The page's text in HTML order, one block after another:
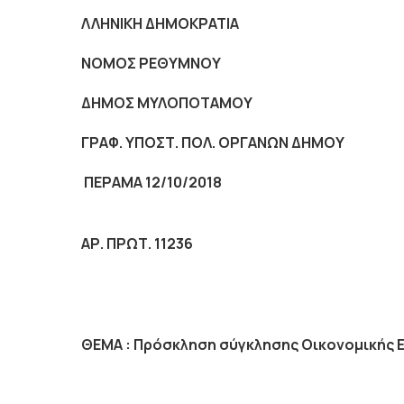
ΛΛΗΝΙΚΗ ΔΗΜΟΚΡΑΤΙΑ
NOMOΣ ΡΕΘΥΜΝΟΥ
ΔΗΜΟΣ ΜΥΛΟΠΟΤΑΜΟΥ
ΓΡΑΦ. ΥΠΟΣΤ. ΠΟΛ. ΟΡΓΑΝΩΝ ΔΗΜΟΥ
ΠΕΡΑΜΑ 12/10/2018
ΑΡ. ΠΡΩΤ. 11236
ΘΕΜΑ : Πρόσκληση σύγκλησης Οικονομικής